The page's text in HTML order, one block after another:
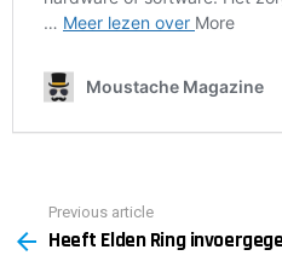
more
Previous article
Heeft Elden Ring